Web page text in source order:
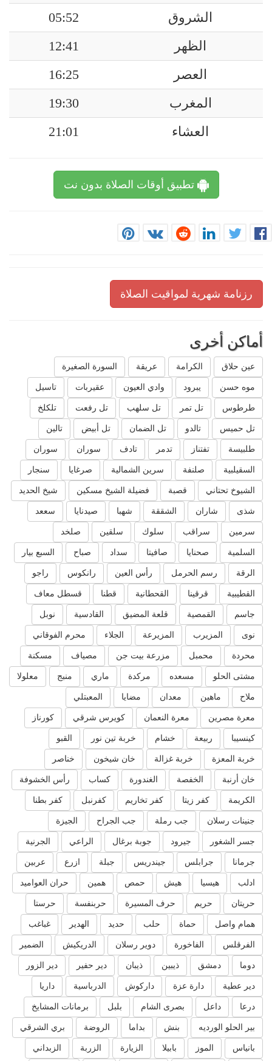
الشروق
05:52
الظهر
12:41
العصر
16:25
المغرب
19:30
العشاء
21:01
تطبيق أوقات الصلاة بدون نت
رزنامة شهرية لمواقيت الصلاة
أماكن أخرى
عين حلاق الكرامة عريقة السورة الصغيرة
موه حسن يبرود وادي العيون عقيربات تاسيل
طرطوس تل تمر تل سلهب تل رفعت تلكلخ
تل حميس تالدو تل الضمان تل أبيض تالين
طلبيسة تفتناز تدمر تادف سوران سوران
السقيلبية صلنفة سرين الشمالية صرغايا سنجار
الشيوخ تحتاني قصبة فضيلة الشيخ مسكين شيخ الحديد
شذى شاران الشققة شهبا صيدنايا سععد
سرمين سراقب سلوك سلقين صلخد
السلمية صحنايا صافيتا سداد صباح السبع بيار
الرقة رسم الحرمل رأس العين رانكوس راجو
القطيبية قرقينا القحطانية قطنا قسطل معاف
جاسم القمصية قلعة المضيق القادسية نوبل
نوى المزيرب المزيرعة الجلاء محرم الفوقاني
محردة محمبل مزرعة بيت جن مصياف مسكنة
مشتى الحلو مسعده مركدة ماري منبج معلولا
ملاح ماهين معدان مضايا المعبتلي
معرة مصرين معرة النعمان كويرس شرقي كورناز
كينسيبا ربيعة خشام خربة تين نور القبو
خربة المعزة خربة غزالة خان شيخون خناصر
خان أرنبة الخفصة الغندورة كساب رأس الخشوفة
الكريمة كفر زيتا كفر تخاريم كفرنبل كفر بطنا
جنينات رسلان جب رملة جب الجراح الجيزة
جسر الشغور جيرود جوبة برغال الراعي الجرنية
جرمانا جرابلس جيندريس جبلة ازرع عربين
ادلب هيسيا هيش حمص همين حران العواميد
حريتان حريم حرف المسيرة حربنفسة حرستا
همام واصل حماة حلب حديد الهدير غباغب
الفرقلس الفاخورة دوير رسلان الدريكيش الضمير
دوما دمشق ذيبين ذيبان دير حفير دير الزور
دير عطية دارة عزة داركوش الدرباسية داريا
درعا داعل بصرى الشام بلبل برمانات المشايخ
بير الحلو الورديه بنش بداما الروضة بري الشرقي
بانياس الموز بابيلا الزيارة الزربة الزبداني